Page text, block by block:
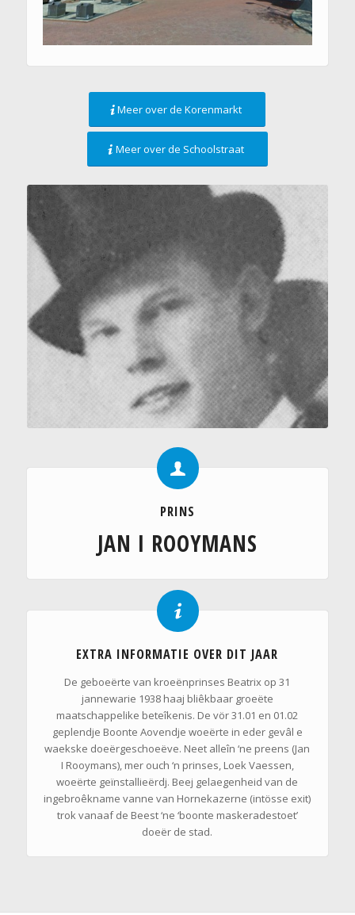
Meer over de Korenmarkt
Meer over de Schoolstraat
PRINS
JAN I ROOYMANS
EXTRA INFORMATIE OVER DIT JAAR
De geboeërte van kroeënprinses Beatrix op 31
jannewarie 1938 haaj bliêkbaar groeëte
maatschappelike beteîkenis. De vör 31.01 en 01.02
geplendje Boonte Aovendje woeërte in eder gevâl e
waekske doeërgeschoeëve. Neet alleîn ‘ne preens (Jan
I Rooymans), mer ouch ‘n prinses, Loek Vaessen,
woeërte geïnstallieërdj. Beej gelaegenheid van de
ingebroêkname vanne van Hornekazerne (intösse exit)
trok vanaaf de Beest ‘ne ‘boonte maskeradestoet’
doeër de stad.